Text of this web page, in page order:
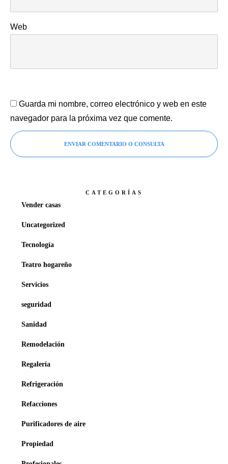
Web
Guarda mi nombre, correo electrónico y web en este
navegador para la próxima vez que comente.
ENVIAR COMENTARIO O CONSULTA
CATEGORÍAS
Vender casas
Uncategorized
Tecnología
Teatro hogareño
Servicios
seguridad
Sanidad
Remodelación
Regalería
Refrigeración
Refacciones
Purificadores de aire
Propiedad